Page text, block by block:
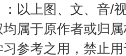
：以上图、文、音/
属于原作者或归
参考之用，禁止